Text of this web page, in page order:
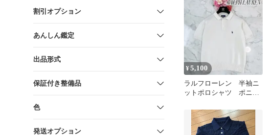
割引オプション
あんしん鑑定
出品形式
保証付き整備品
色
発送オプション
¥5,100
ラルフローレン 半袖ニ
ットポロシャツ ポニー
イボリー